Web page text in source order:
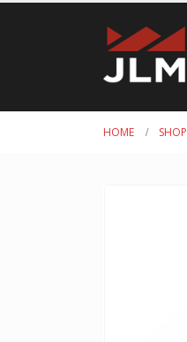
HOME SHOP